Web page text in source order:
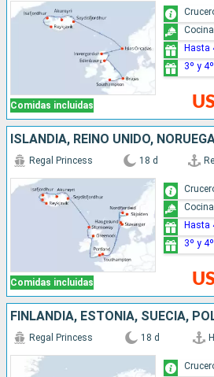
Comidas incluidas
Hasta
3º y
ISLANDIA, REINO UNIDO,
Comidas incluidas
Regal Princess 18 d
Hasta
3º y
Regal Princess 18 d